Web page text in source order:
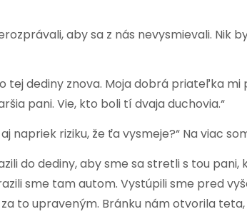
aby sa z nás nevysmievali. Nik
tej dediny znova. Moja dobrá priateľka mi
pani. Vie, kto boli tí dvaja duchovia.“
napriek riziku, že ťa vysmeje?“ Na viac
do dediny, aby sme sa stretli s tou pani,
sme tam autom. Vystúpili sme pred
to upraveným. Bránku nám otvorila